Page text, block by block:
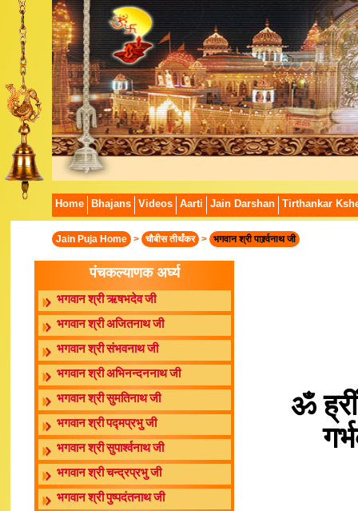
Home Bhajans Videos Aarti Jain Darshan Tirthankar
Jain Puja Home > चौबीस तीर्थंकर > भगवान श्री पार्श्र्वनाथ जी
पंचकल्याणक अर्घ्य
भगवान श्री ऋषभदेव जी
भगवान श्री अजितनाथ जी
भगवान श्री संभवनाथ जी
भगवान श्री अभिनन्दननाथ जी
भगवान श्री सुमतिनाथ जी
भगवान श्री पद्मप्रभु जी
भगवान श्री सुपार्श्वनाथ जी
भगवान श्री चन्द्रप्रभु जी
भगवान श्री पुष्पदंतनाथ जी
ॐ ह्रीं